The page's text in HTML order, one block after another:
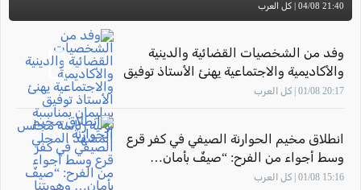
21:40 04/08 | كل العرب
وفد من الشخصيات القضائية والدينية
والأكاديمية والاجتماعية يهنئ الأستاذ توفيق
سليمان بمناسبة توليه رئاسة مجلس
20:17 01/08 | كل العرب
انطلاق مخيم الحوارنة الصيفي في كفر قرع
وسط أجواء من الفرح: “صيفٌ بأمان…
وهويتنا عنوان"
15:16 01/08 | كل العرب